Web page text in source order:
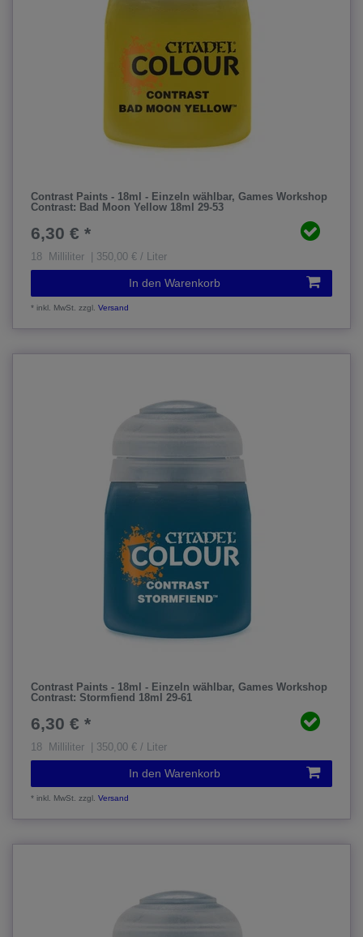
Contrast Paints - 18ml - Einzeln wählbar, Games Workshop
Contrast: Bad Moon Yellow 18ml 29-53
6,30 € *
18 Milliliter | 350,00 € / Liter
In den Warenkorb
*inkl. MwSt. zzgl.Versand
Contrast Paints - 18ml - Einzeln wählbar, Games Workshop
Contrast: Stormfiend 18ml 29-61
6,30 € *
18 Milliliter | 350,00 € / Liter
In den Warenkorb
*inkl. MwSt. zzgl.Versand